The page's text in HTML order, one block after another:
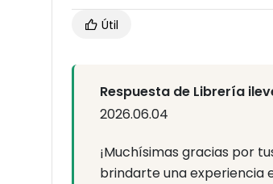
Útil
Respuesta de Librería
2026.06.04
¡Muchísimas gracias por
brindarte una experiencia